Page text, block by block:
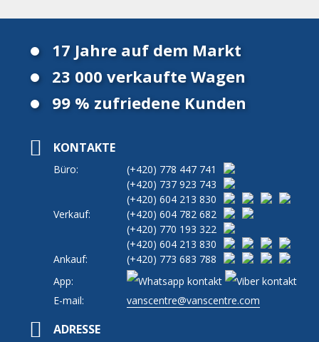
17 Jahre auf dem Markt
23 000 verkaufte Wagen
99 % zufriedene Kunden
KONTAKTE
Büro: (+420) 778 447 741
(+420) 737 923 743
(+420) 604 213 830
Verkauf:
(+420) 604 782 682
(+420) 770 193 322
(+420) 604 213 830
Ankauf:
(+420) 773 683 788
App:
E-mail:
vanscentre@vanscentre.com
ADRESSE